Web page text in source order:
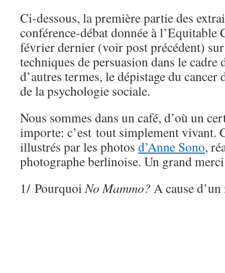
Ci-dessous, la première partie des
conférence-débat donnée à l’Equitable
février dernier (voir post précédent)
techniques de persuasion dans le cadre
d’autres termes, le dépistage du cancer
de la psychologie sociale.
Nous sommes dans un café, d’où un
importe: c’est tout simplement vivant.
illustrés par les photos d’Anne Sono,
photographe berlinoise. Un grand
1/ PourquoiNo Mammo? A cause